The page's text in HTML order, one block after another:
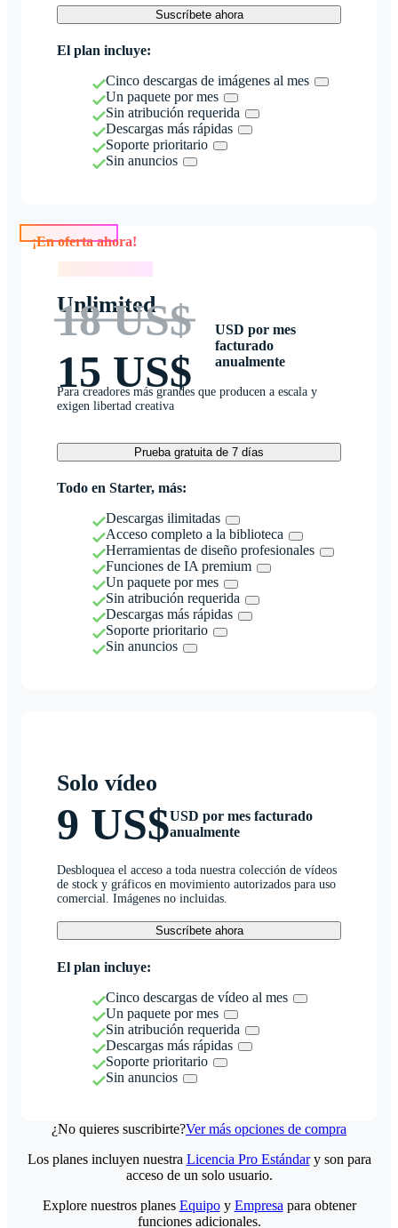
Suscríbete ahora
El plan incluye:
Cinco descargas de imágenes al mes
Un paquete por mes
Sin atribución requerida
Descargas más rápidas
Soporte prioritario
Sin anuncios
Unlimited
18 US$
15 US$
USD por mes
facturado
anualmente
Para creadores más grandes que producen a escala y
exigen libertad creativa
Prueba gratuita de 7 días
Todo en Starter, más:
Descargas ilimitadas
Acceso completo a la biblioteca
Herramientas de diseño profesionales
Funciones de IA premium
Un paquete por mes
Sin atribución requerida
Descargas más rápidas
Soporte prioritario
Sin anuncios
Solo vídeo
9 US$USD por mes facturado
anualmente
Desbloquea el acceso a toda nuestra colección de vídeos
de stock y gráficos en movimiento autorizados para uso
comercial. Imágenes no incluidas.
Suscríbete ahora
El plan incluye:
Cinco descargas de vídeo al mes
Un paquete por mes
Sin atribución requerida
Descargas más rápidas
Soporte prioritario
Sin anuncios
¿No quieres suscribirte?Ver más opciones de compra
Los planes incluyen nuestra Licencia Pro Estándary son para
acceso de un solo usuario.
Explore nuestros planes Equipoy Empresa para obtener
funciones adicionales.